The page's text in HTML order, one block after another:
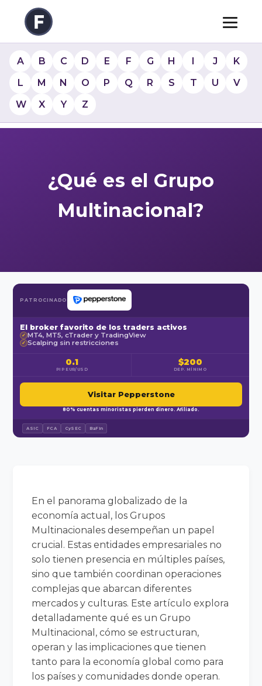
A B C D E F G H I J
K
L
M N O P Q R S T U
V
W
X Y Z
¿Qué es el Grupo
Multinacional?
PATROCINADO
El broker favorito de los traders activos
✓ MT4, MT5, cTrader y TradingView
✓ Scalping sin restricciones
0.1
PIP EUR/USD
$200
DEP. MÍNIMO
Visitar Pepperstone
80% cuentas minoristas pierden dinero. Afiliado.
ASIC FCA CySEC BaFin
En el panorama globalizado de la
economía actual, los Grupos
Multinacionales desempeñan un papel
crucial. Estas entidades empresariales no
solo tienen presencia en múltiples países,
sino que también coordinan operaciones
complejas que abarcan diferentes
mercados y culturas. Este artículo explora
detalladamente qué es un Grupo
Multinacional, cómo se estructuran,
operan y las implicaciones que tienen
tanto para la economía global como para
los países y comunidades donde operan.